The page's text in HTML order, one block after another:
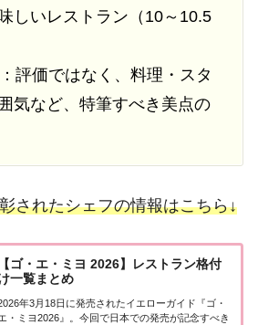
しいレストラン（10～10.5
評価ではなく、料理・スタ
気など、特筆すべき美点の
されたシェフの情報はこちら↓
【ゴ・エ・ミヨ 2026】レストラン格付
一覧まとめ
年3月18日に発売されたイエローガイド『ゴ・
・ミヨ2026』。今回で日本での発売が記念すべき